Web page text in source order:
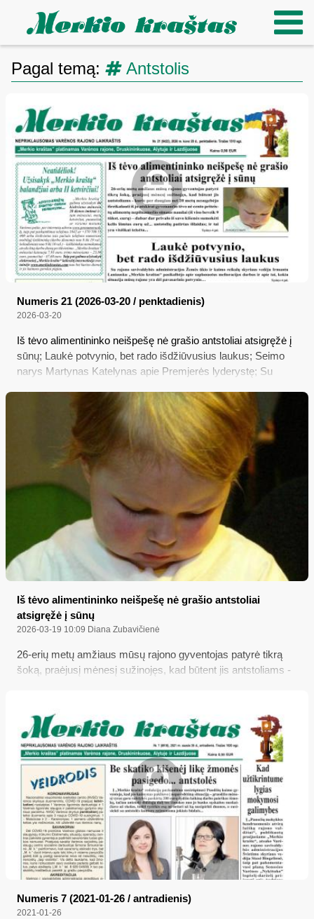
Pagal temą: Antstolis
Numeris 21 (2026-03-20 / penktadienis)
2026-03-20
Iš tėvo alimentininko neišpešę nė grašio antstoliai atsigręžė į
sūnų; Laukė potvynio, bet rado išdžiūvusius laukus; Seimo
narys Martynas Katelynas apie Premjerės lyderystę; Su
Iš tėvo alimentininko neišpešę nė grašio antstoliai
atsigręžė į sūnų
2026-03-19 10:09 Diana Zubavičienė
26-erių metų amžiaus mūsų rajono gyventojas patyrė tikrą
šoką, praėjusį mėnesį sužinojęs, kad būtent jis antstoliams -
nepilnamečio sūnaus naudai (iš viso beveik 9 tūkst. eurų) –
dabar dar privalo iš savo kišenės sumokėti kelis šimtus eurų
už... antstolių patirtas išlaidas; ir tai yra visiškai teisėta...
Numeris 7 (2021-01-26 / antradienis)
2021-01-26